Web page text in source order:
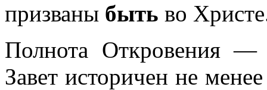
призваны быть во
Полнота Откровения
Завет историчен не